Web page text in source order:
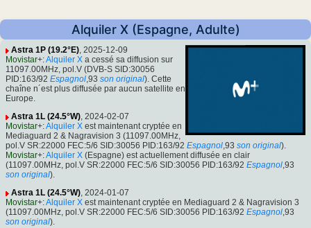
Alquiler X (Espagne, Adulte)
Astra 1P (19.2°E), 2025-12-09
Movistar+:Alquiler X a cessé sa diffusion sur
11097.00MHz, pol.V (DVB-S SID:30056
PID:163/92 Espagnol,93 son original). Cette
chaîne n´est plus diffusée par aucun satellite en
Europe.
Astra 1L (24.5°W), 2024-02-07
Movistar+:Alquiler X est maintenant cryptée en
Mediaguard 2 & Nagravision 3 (11097.00MHz,
pol.V SR:22000 FEC:5/6 SID:30056 PID:163/92 Espagnol,93 son original).
Movistar+:Alquiler X (Espagne) est actuellement diffusée en clair
(11097.00MHz, pol.V SR:22000 FEC:5/6 SID:30056 PID:163/92 Espagnol,93
son original).
Astra 1L (24.5°W), 2024-01-07
Movistar+:Alquiler X est maintenant cryptée en Mediaguard 2 & Nagravision 3
(11097.00MHz, pol.V SR:22000 FEC:5/6 SID:30056 PID:163/92 Espagnol,93
son original).